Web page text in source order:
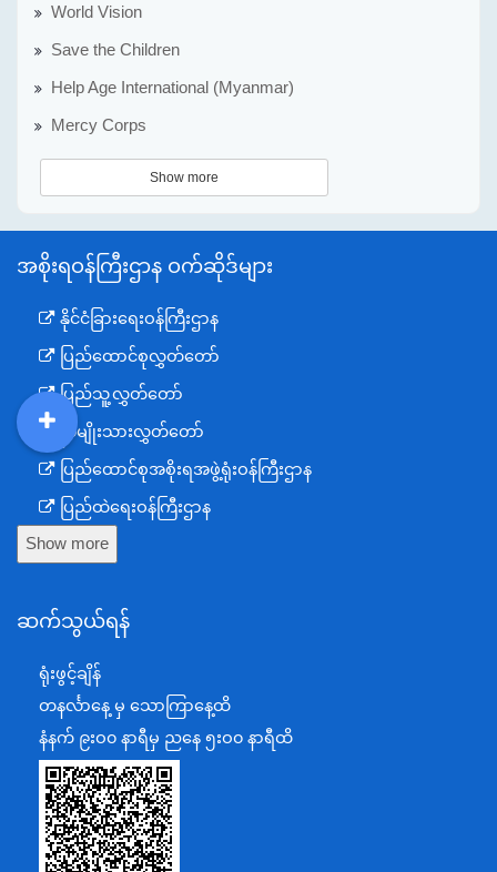
World Vision
Save the Children
Help Age International (Myanmar)
Mercy Corps
Show more
အစိုးရဝန်ကြီးဌာန ဝက်ဆိုဒ်များ
နိုင်ငံခြားရေးဝန်ကြီးဌာန
ပြည်ထောင်စုလွှတ်တော်
ပြည်သူ့လွှတ်တော်
အမျိုးသားလွှတ်တော်
ပြည်ထောင်စုအစိုးရအဖွဲ့ရုံးဝန်ကြီးဌာန
ပြည်ထဲရေးဝန်ကြီးဌာန
ကာကွယ်ရေးဝန်ကြီးဌာန
စီမံကိန်း၊ဘဏ္ဍာရေးနှင့်စက်မှုဝန်ကြီးဌာန
အပြည်ပြည်ဆိုင်ရာပူးပေါင်းဆောင်ရွက်ရေးဝန်ကြီးဌာန
ပြန်ကြားရေးဝန်ကြီးဌာန
သာသနာရေးနှင့် ယဉ်ကျေးမှုဝန်ကြီးဌာန
စိုက်ပျိုးရေး၊မွေးမြူရေးနှင့်ဆည်မြောင်းဝန်ကြီးဌာန
ပို့ဆောင်ရေးနှင့်ဆက်သွယ်ရေးဝန်ကြီးဌာန
Show more
ဆက်သွယ်ရန်
ရုံးဖွင့်ချိန်
တနင်္လာနေ့ မှ သောကြာနေ့ထိ
နံနက် ၉းဝ၀ နာရီမှ ညနေ ၅းဝ၀ နာရီထိ
DDM